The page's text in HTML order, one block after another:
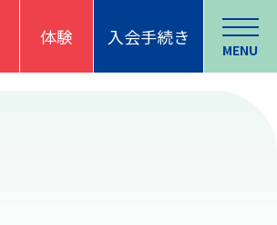
体験 入会手続き
MENU